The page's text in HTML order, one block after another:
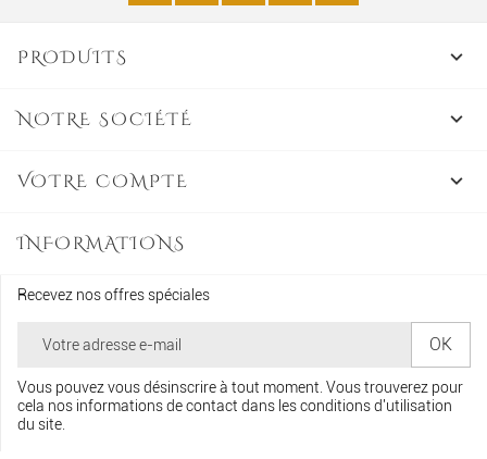
PRODUITS 
NOTRE SOCIÉTÉ 
VOTRE COMPTE 
INFORMATIONS
Recevez nos offres spéciales
Vous pouvez vous désinscrire à tout moment. Vous trouverez pour
cela nos informations de contact dans les conditions d'utilisation
du site.